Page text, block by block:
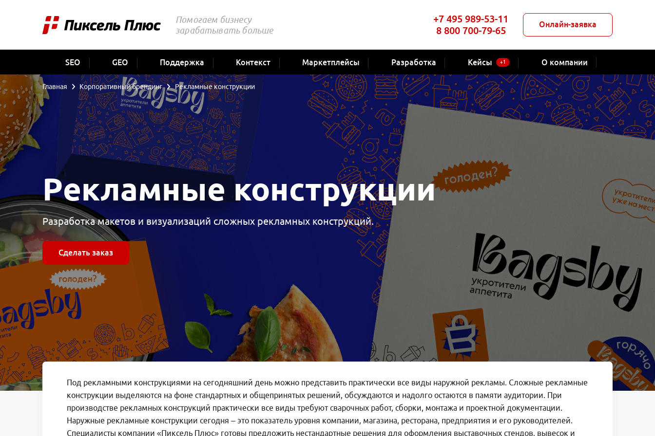
Помогаем бизнесу
зарабатывать больше
+7 495 989-53-11
8 800 700-79-65
Онлайн-заявка
SEO GEO Поддержка Контекст Маркетплейсы Разработка Кейсы +1 О компании
Рекламные конструкции
Разработка макетов и визуализаций сложных рекламных конструкций.
Сделать заказ
Главная Корпоративный брендинг Рекламные конструкции
Под рекламными конструкциями на сегодняшний день можно представить практически все виды наружной рекламы. Сложные рекламные
конструкции выделяются на фоне стандартных и общепринятых решений, обсуждаются и надолго остаются в памяти аудитории. При
производстве рекламных конструкций практически все виды требуют сварочных работ, сборки, монтажа и проектной документации.
Наружные рекламные конструкции сегодня – это показатель уровня компании, магазина, ресторана, предприятия и его руководителей.
Специалисты компании «Пиксель Плюс» готовы предложить нестандартные решения для оформления выставочных стендов, вывесок и